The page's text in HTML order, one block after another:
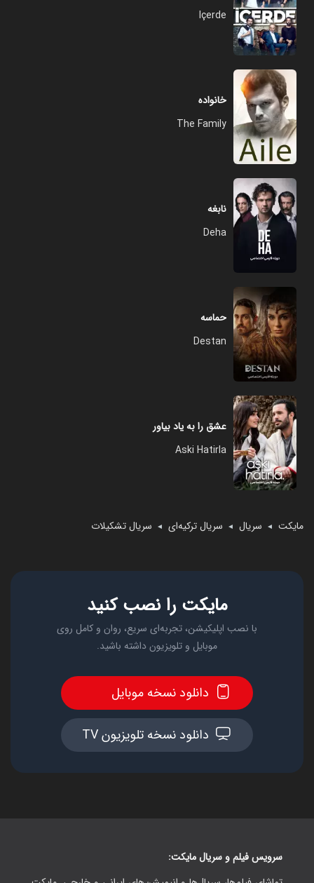
Içerde
خانواده
The Family
نابغه
Deha
حماسه
Destan
عشق را به یاد بیاور
Aski Hatirla
مایکت ◄ سریال ◄ سریال ترکیه‌ای ◄ سریال تشکیلات
مایکت را نصب کنید
با نصب اپلیکیشن، تجربه‌ای سریع، روان و کامل روی
موبایل و تلویزیون داشته باشید.
دانلود نسخه موبایل
دانلود نسخه تلویزیون TV
سرویس فیلم و سریال مایکت: